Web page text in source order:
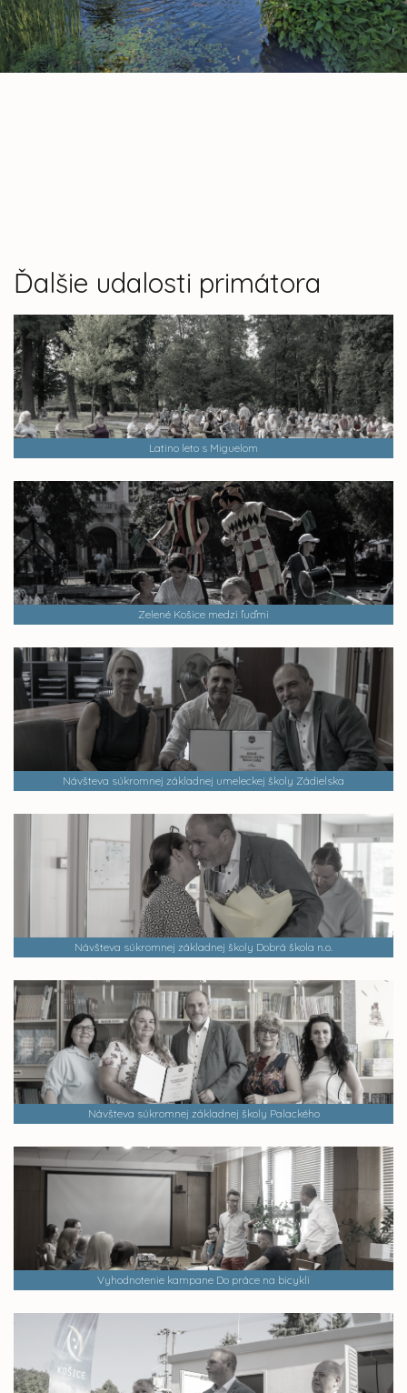
Ďalšie udalosti primátora
Latino leto s Miguelom
Zelené Košice medzi ľuďmi
Návšteva súkromnej základnej umeleckej školy Zádielska
Návšteva súkromnej základnej školy Dobrá škola n.o.
Návšteva súkromnej základnej školy Palackého
Vyhodnotenie kampane Do práce na bicykli